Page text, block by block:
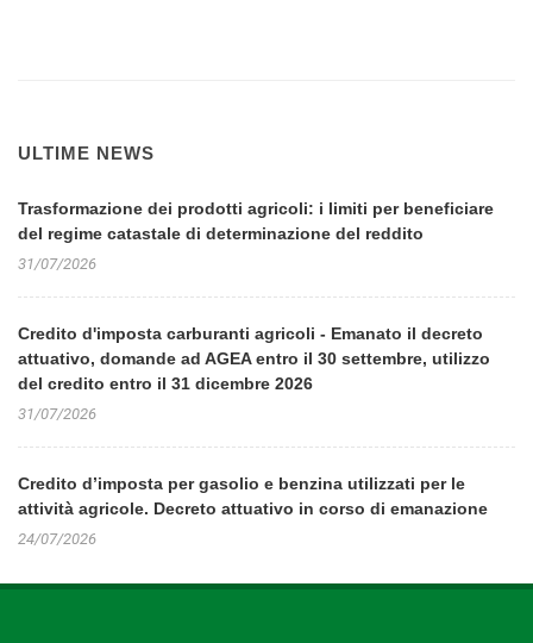
ULTIME NEWS
Trasformazione dei prodotti agricoli: i limiti per beneficiare
del regime catastale di determinazione del reddito
31/07/2026
Credito d'imposta carburanti agricoli - Emanato il decreto
attuativo, domande ad AGEA entro il 30 settembre, utilizzo
del credito entro il 31 dicembre 2026
31/07/2026
Credito d’imposta per gasolio e benzina utilizzati per le
attività agricole. Decreto attuativo in corso di emanazione
24/07/2026